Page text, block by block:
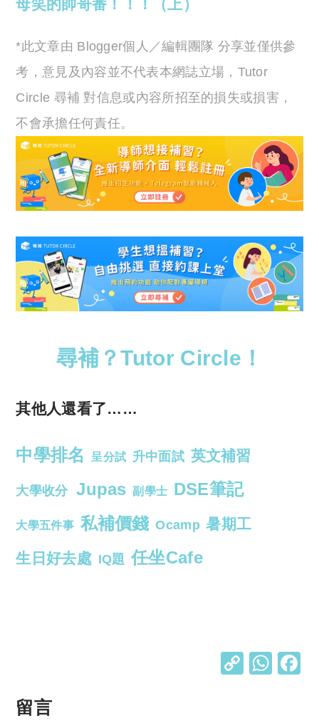
母笑的帥哥番！！！（上）
*此文章由 Blogger個人／編輯團隊 分享並僅供參
考，意見及內容並不代表本網誌立場，Tutor
Circle 尋補 對信息或內容所招至的損失或損害，
不會承擔任何責任。
尋補？Tutor Circle！
其他人還看了……
中學排名 呈分試 升中面試 英文補習
大學收分 Jupas 副學士 DSE筆記
大學五件事 私補價錢 Ocamp 暑期工
生日好去處 IQ題 任坐Cafe
C W
留言